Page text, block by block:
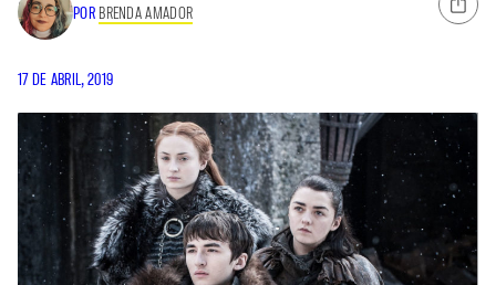
POR BRENDA AMADOR
17 DE ABRIL, 2019